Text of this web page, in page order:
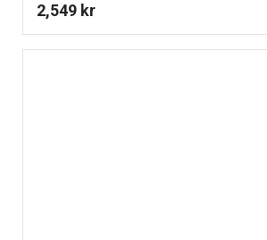
2,549 kr